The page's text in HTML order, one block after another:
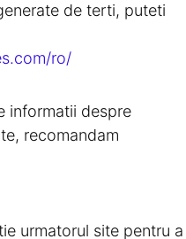
de terti, puteti
ro/
informatii despre
recomandam
urmatorul site pentru a